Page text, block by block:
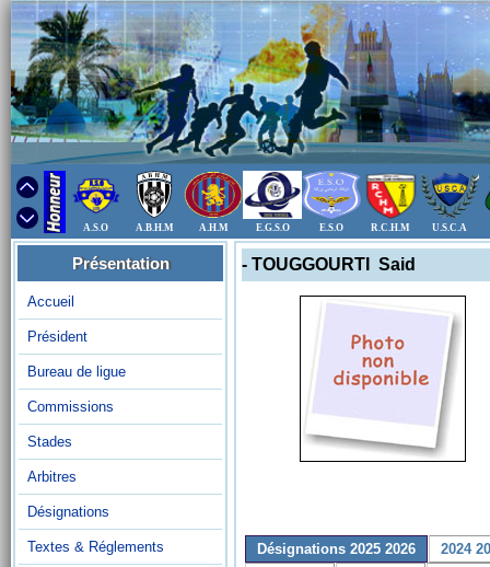
A.S.O A.B.H.M A.H.M E.G.S.O E.S.O R.C.H.M U.S.C.A
Présentation
Accueil
Président
Bureau de ligue
Commissions
Stades
Arbitres
Désignations
Textes & Réglements
- TOUGGOURTI Said
Désignations 2025 2026
2024